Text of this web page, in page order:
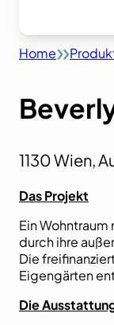
Home
1130 Wien,
Das Projekt
Ein
durch ihre
Die
Eigengärten
Die